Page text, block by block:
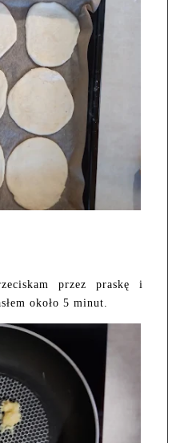
przez praskę i
około 5 minut.